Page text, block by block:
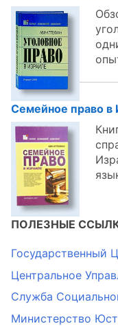
Семейное право в
ПОЛЕЗНЫЕ
Государственный
Центральное
Служба
Министерство